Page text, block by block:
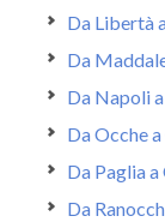
Da Libertà
Da
Da Napoli
Da Ocche
Da Paglia
Da